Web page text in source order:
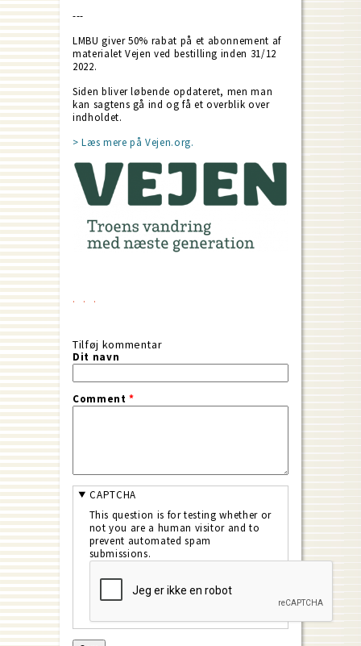
---
LMBU giver 50% rabat på et abonnement af
materialet Vejen ved bestilling inden 31/12
2022.
Siden bliver løbende opdateret, men man
kan sagtens gå ind og få et overblik over
indholdet.
> Læs mere på Vejen.org.
Tilføj kommentar
Dit navn
Comment*
CAPTCHA
This question is for testing whether or
not you are a human visitor and to
prevent automated spam
submissions.